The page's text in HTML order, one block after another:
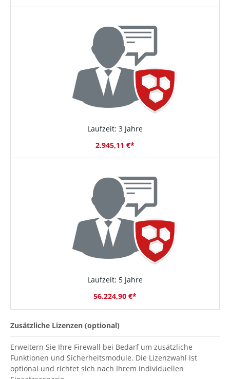
Laufzeit: 3 Jahre
2.945,11 €*
Laufzeit: 5 Jahre
56.224,90 €*
Zusätzliche Lizenzen (optional)
Erweitern Sie Ihre Firewall bei Bedarf um zusätzliche
Funktionen und Sicherheitsmodule. Die Lizenzwahl ist
optional und richtet sich nach Ihrem individuellen